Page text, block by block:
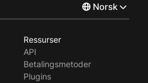
Norsk
Svenska
Ressurser
API
Betalingsmetoder
Plugins